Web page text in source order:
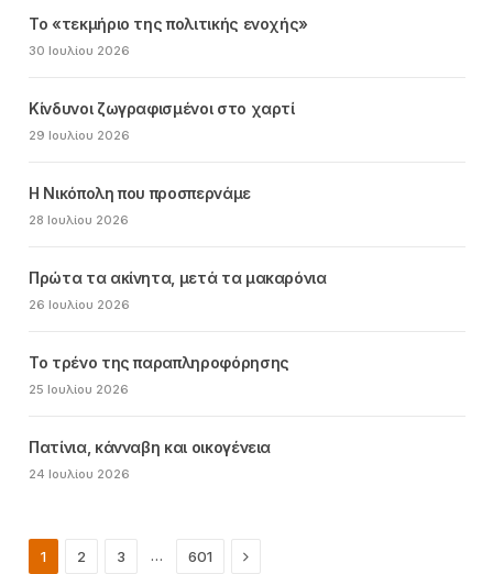
Το «τεκμήριο της πολιτικής ενοχής»
30 Ιουλίου 2026
Κίνδυνοι ζωγραφισμένοι στο χαρτί
29 Ιουλίου 2026
Η Νικόπολη που προσπερνάμε
28 Ιουλίου 2026
Πρώτα τα ακίνητα, μετά τα μακαρόνια
26 Ιουλίου 2026
Το τρένο της παραπληροφόρησης
25 Ιουλίου 2026
Πατίνια, κάνναβη και οικογένεια
24 Ιουλίου 2026
1 2 3 … 601 Next